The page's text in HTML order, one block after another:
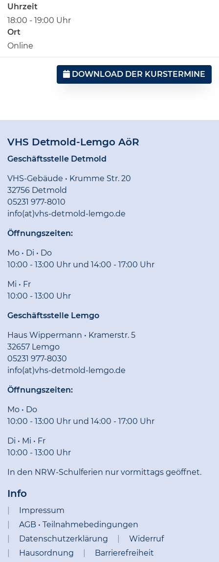
Uhrzeit
18:00 - 19:00 Uhr
Ort
Online
DOWNLOAD DER KURSTERMINE
VHS Detmold-Lemgo AöR
Geschäftsstelle Detmold
VHS-Gebäude • Krumme Str. 20
32756 Detmold
05231 977-8010
info(at)vhs-detmold-lemgo.de
Öffnungszeiten:
Mo • Di • Do
10:00 - 13:00 Uhr und 14:00 - 17:00 Uhr
Mi • Fr
10:00 - 13:00 Uhr
Geschäftsstelle Lemgo
Haus Wippermann • Kramerstr. 5
32657 Lemgo
05231 977-8030
info(at)vhs-detmold-lemgo.de
Öffnungszeiten:
Mo • Do
10:00 - 13:00 Uhr und 14:00 - 17:00 Uhr
Di • Mi • Fr
10:00 - 13:00 Uhr
In den NRW-Schulferien nur vormittags geöffnet.
Info
Impressum
AGB • Teilnahmebedingungen
Datenschutzerklärung
Widerruf
Hausordnung
Barrierefreiheit